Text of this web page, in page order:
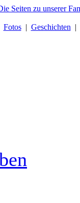
Fotos| Geschichten |